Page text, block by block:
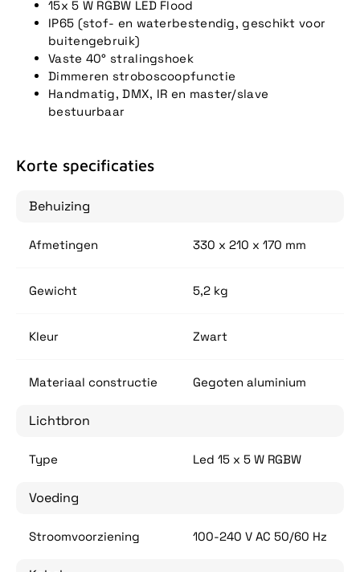
15x 5 W RGBW LED Flood
IP65 (stof- en waterbestendig, geschikt voor
buitengebruik)
Vaste 40° stralingshoek
Dimmeren stroboscoopfunctie
Handmatig, DMX, IR en master/slave
bestuurbaar
Korte specificaties
Behuizing
Afmetingen 330 x 210 x 170 mm
Gewicht 5,2 kg
Kleur Zwart
Materiaal constructie Gegoten aluminium
Lichtbron
Type Led 15 x 5 W RGBW
Voeding
Stroomvoorziening 100-240 V AC 50/60 Hz